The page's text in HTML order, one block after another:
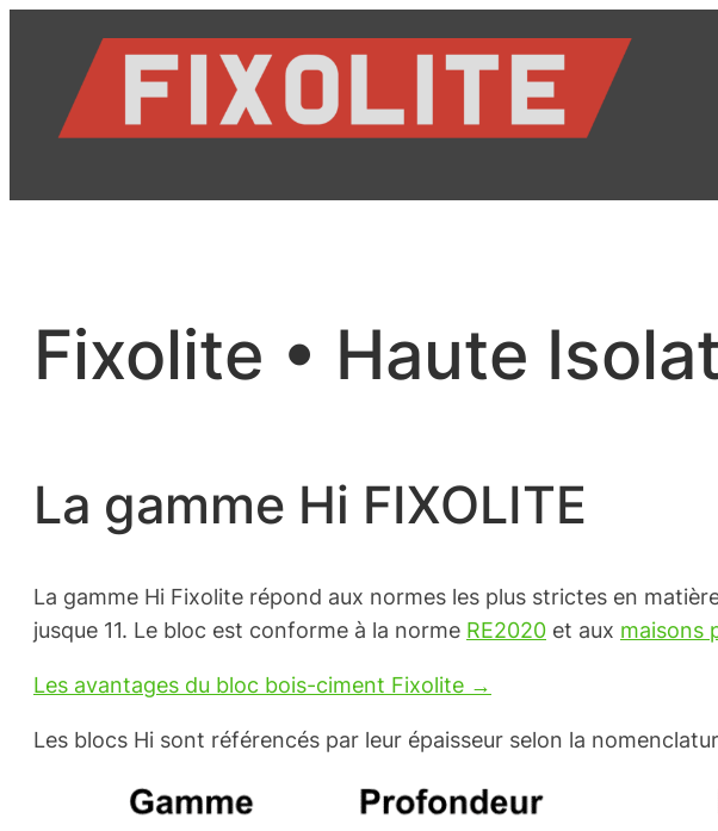
Fixolite • Haute
La gamme Hi FIXOLITE
La gamme Hi Fixolite répond aux normes les plus strictes en
jusque 11. Le bloc est conforme à la norme RE2020 et aux maisons
Les avantages du bloc bois-ciment Fixolite →
Les blocs Hi sont référencés par leur épaisseur selon la